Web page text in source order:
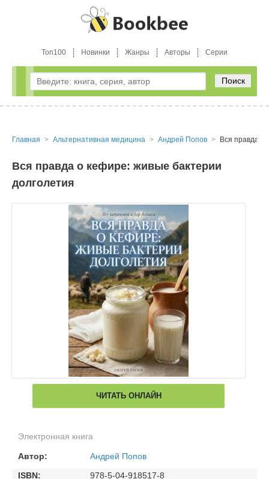
Топ100 Новинки Жанры Авторы Серии
Поиск
Главная Альтернативная медицина Андрей Попов Вся правда о
Вся правда о кефире: живые бактерии
долголетия
ЧИТАТЬ ОНЛАЙН
Электронная книга
Автор:
Андрей Попов
ISBN:
978-5-04-918517-8